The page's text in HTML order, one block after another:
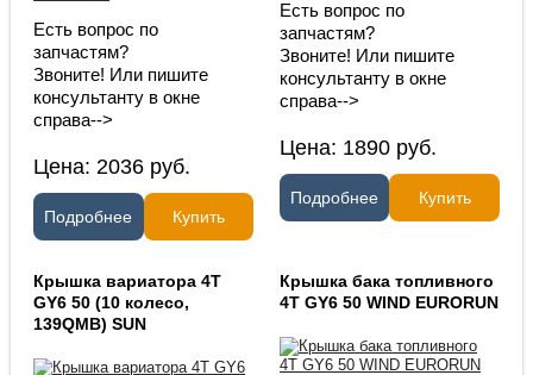
Есть вопрос по
запчастям?
Звоните! Или пишите
консультанту в окне
справа-->
Цена: 2036 руб.
Подробнее Купить
Есть вопрос по
запчастям?
Звоните! Или пишите
консультанту в окне
справа-->
Цена: 1890 руб.
Подробнее Купить
Крышка вариатора 4T
GY6 50 (10 колесо,
139QMB) SUN
Крышка бака топливного
4T GY6 50 WIND EURORUN